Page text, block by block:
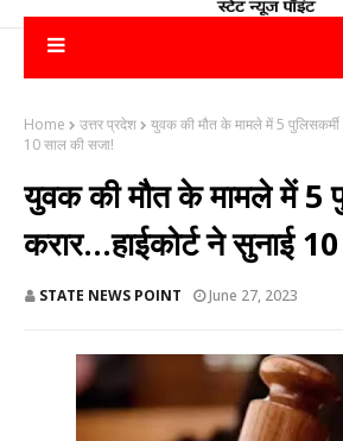
Home उत्तर प्रदेश
युवक की मौत के मामले में 5 पुलिसकर्मी
10 साल की सजा!
युवक की मौत के मामले में 5
करार...हाईकोर्ट ने सुनाई
STATE NEWS POINT June 27, 2023